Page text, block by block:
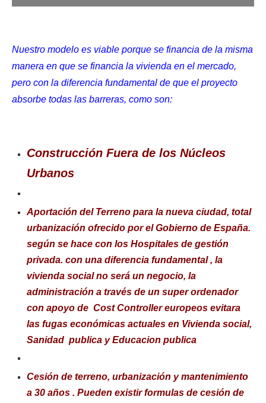
Nuestro modelo es viable porque se financia de la misma
manera en que se financia la vivienda en el mercado,
pero con la diferencia fundamental de que el proyecto
absorbe todas las barreras, como son:
Construcción Fuera de los Núcleos
Urbanos
Aportación del Terreno para la nueva ciudad, total
urbanización ofrecido por el Gobierno de España.
según se hace con los Hospitales de gestión
privada. con una diferencia fundamental , la
vivienda social no será un negocio, la
administración a través de un super ordenador
con apoyo de Cost Controller europeos evitara
las fugas económicas actuales en Vivienda social,
Sanidad publica y Educacion publica
Cesión de terreno, urbanización y mantenimiento
a 30 años . Pueden existir formulas de cesión de